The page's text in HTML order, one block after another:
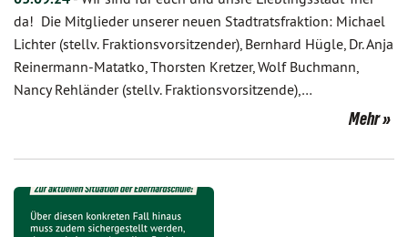
da! Die Mitglieder unserer neuen Stadtratsfraktion: Michael
Lichter (stellv. Fraktionsvorsitzender), Bernhard Hügle, Dr. Anja
Reinermann-Matatko, Thorsten Kretzer, Wolf Buchmann,
Nancy Rehländer (stellv. Fraktionsvorsitzende),…
Mehr